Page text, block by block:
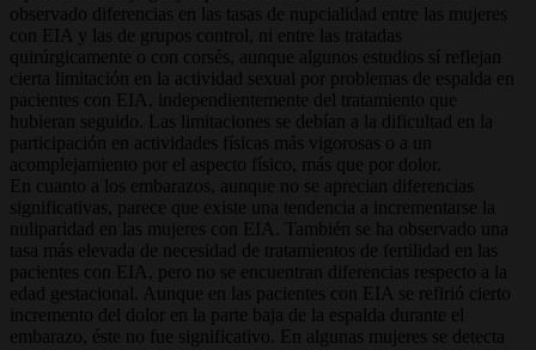
observado diferencias en las tasas de nupcialidad entre las mujeres
con EIA y las de grupos control, ni entre las tratadas
quirúrgicamente o con corsés, aunque algunos estudios sí reflejan
cierta limitación en la actividad sexual por problemas de espalda en
pacientes con EIA, independientemente del tratamiento que
hubieran seguido. Las limitaciones se debían a la dificultad en la
participación en actividades físicas más vigorosas o a un
acomplejamiento por el aspecto físico, más que por dolor.
En cuanto a los embarazos, aunque no se aprecian diferencias
significativas, parece que existe una tendencia a incrementarse la
nuliparidad en las mujeres con EIA. También se ha observado una
tasa más elevada de necesidad de tratamientos de fertilidad en las
pacientes con EIA, pero no se encuentran diferencias respecto a la
edad gestacional. Aunque en las pacientes con EIA se refirió cierto
incremento del dolor en la parte baja de la espalda durante el
embarazo, éste no fue significativo. En algunas mujeres se detecta